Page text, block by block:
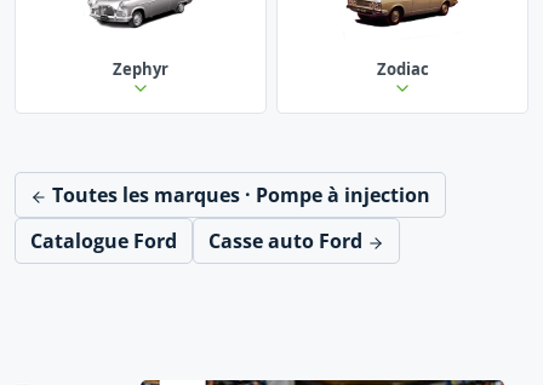
Zephyr Zodiac
Toutes les marques · Pompe à injection
Catalogue Ford
Casse auto Ford